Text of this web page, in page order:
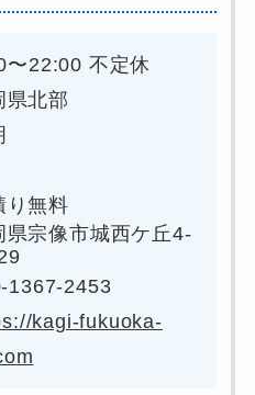
〜22:00 不定休
県北部
り無料
県宗像市城西ケ丘4-
1367-2453
kagi-fukuoka-